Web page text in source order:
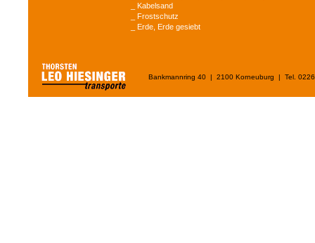
_ Kabelsand
_ Frostschutz
_ Erde, Erde gesiebt
Bankmannring 40 | 2100 Korneuburg | Tel.